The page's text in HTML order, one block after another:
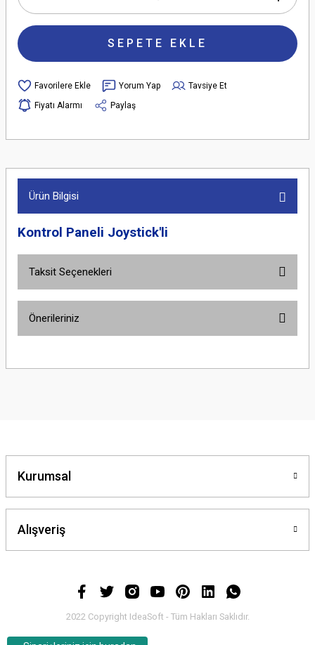
SEPETE EKLE
Yorum Yap
Tavsiye Et
Fiyatı Alarmı
Paylaş
Ürün Bilgisi
Kontrol Paneli Joystick'li
Taksit Seçenekleri
Önerileriniz
yetersiz gördüğünüz noktaları öneri formunu kullanarak tarafımıza
Bu ürüne benzer farklı alternatifler olmalı.
Gönder
Kurumsal
Alışveriş
2022 Copyright IdeaSoft - Tüm Hakları Saklıdır.